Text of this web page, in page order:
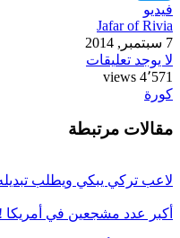
Twitter
فيديو
Jafar of Rivia
7 سبتمبر, 2014
لا يوجد تعليقات
4٬571 views
كورة
مقالات مرتبطة
لاعب تركي يبكي ويطلب
أكبر عدد مشجعين في أمريكا !